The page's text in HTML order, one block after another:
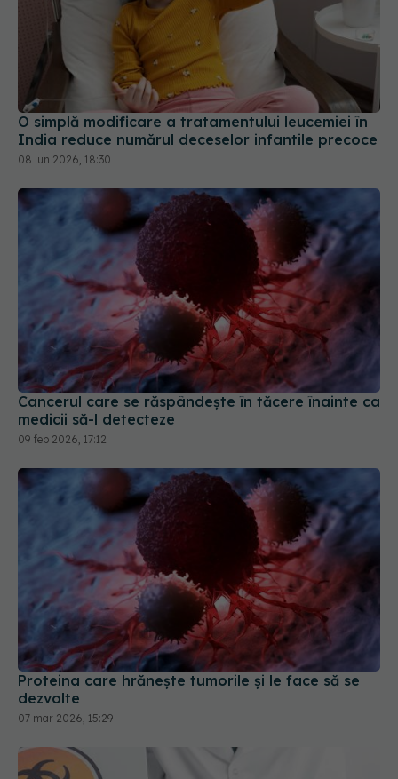
O simplă modificare a tratamentului leucemiei în
India reduce numărul deceselor infantile precoce
08 iun 2026, 18:30
Cancerul care se răspândește în tăcere înainte ca
medicii să-l detecteze
09 feb 2026, 17:12
Proteina care hrănește tumorile și le face să se
dezvolte
07 mar 2026, 15:29